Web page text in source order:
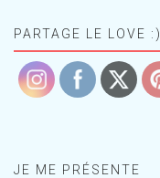
PARTAGE LE LOVE :)
JE ME PRÉSENTE